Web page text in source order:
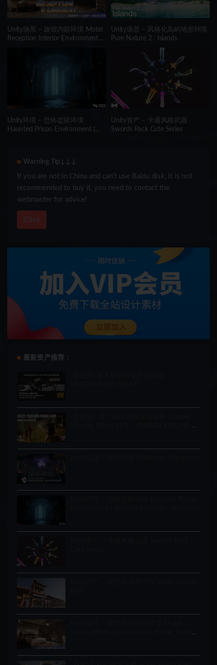
Unity场景 – 旅馆内部环境 Motel
Reception Interior Environment
Unity场景 – 风格化岛屿地形环境
Pure Nature 2 : Islands
Unity环境 – 恐怖监狱环境
Haunted Prison Environment (
Unity资产 – 卡通风格武器
Swords Pack Cute Series
Warning Tip↓↓↓
If you are not in China and can’t use Baidu disk, it is not
recommended to buy it, you need to contact the
webmaster for advice!
Click
最新资产推荐：
Shooter Kit v2.11.1 – UNREAL ENGINE 5